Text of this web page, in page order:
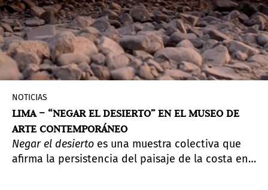
NOTICIAS
LIMA – “NEGAR EL DESIERTO” EN EL MUSEO DE
ARTE CONTEMPORÁNEO
Negar el desierto es una muestra colectiva que
afirma la persistencia del paisaje de la costa en